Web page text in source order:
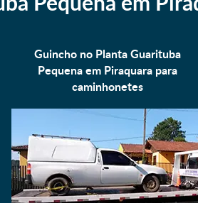
Guincho no Planta Guarituba
Pequena em Piraquara para
caminhonetes